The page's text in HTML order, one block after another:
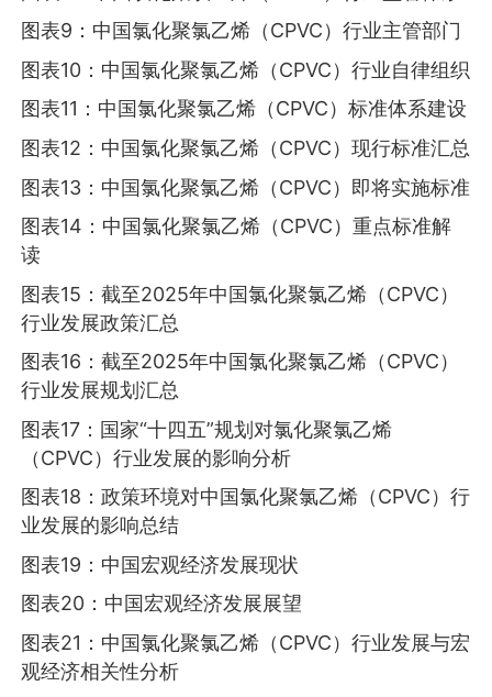
图表9：中国氯化聚氯乙烯（CPVC）行业主管部门
图表10：中国氯化聚氯乙烯（CPVC）行业自律组织
图表11：中国氯化聚氯乙烯（CPVC）标准体系建设
图表12：中国氯化聚氯乙烯（CPVC）现行标准汇总
图表13：中国氯化聚氯乙烯（CPVC）即将实施标准
图表14：中国氯化聚氯乙烯（CPVC）重点标准解
读
图表15：截至2025年中国氯化聚氯乙烯（CPVC）
行业发展政策汇总
图表16：截至2025年中国氯化聚氯乙烯（CPVC）
行业发展规划汇总
图表17：国家“十四五”规划对氯化聚氯乙烯
（CPVC）行业发展的影响分析
图表18：政策环境对中国氯化聚氯乙烯（CPVC）行
业发展的影响总结
图表19：中国宏观经济发展现状
图表20：中国宏观经济发展展望
图表21：中国氯化聚氯乙烯（CPVC）行业发展与宏
观经济相关性分析